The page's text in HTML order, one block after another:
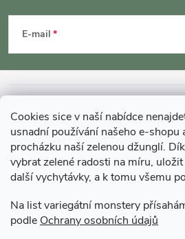
Cookies sice v naší nabídce
usnadní používání našeho e-shopu
procházku naší zelenou džunglí.
vybrat zelené radosti na míru,
další vychytávky, a k tomu všemu
Na list variegátní monstery
podle Ochrany osobních údajů
p
a
E-mail
MOHLO BY VÁS ZAJÍMAT
O GARDNERS
Gardners Design - Projekt, realizace